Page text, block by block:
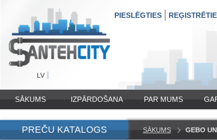
LV
PIESLĒGTIES
SĀKUMS IZPĀRDOŠANA PAR MUMS
PREČU KATALOGS SĀKUMS GEBO